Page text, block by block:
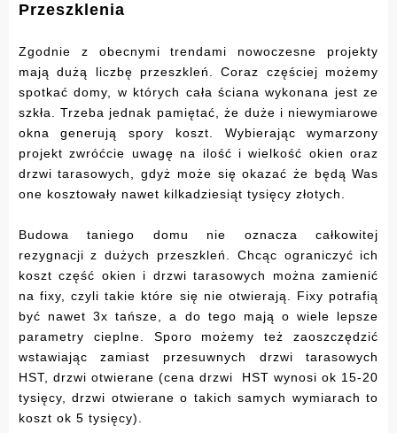
Przeszklenia
Zgodnie z obecnymi trendami nowoczesne projekty
mają dużą liczbę przeszkleń. Coraz częściej możemy
spotkać domy, w których cała ściana wykonana jest ze
szkła. Trzeba jednak pamiętać, że duże i niewymiarowe
okna generują spory koszt. Wybierając wymarzony
projekt zwróćcie uwagę na ilość i wielkość okien oraz
drzwi tarasowych, gdyż może się okazać że będą Was
one kosztowały nawet kilkadziesiąt tysięcy złotych.
Budowa taniego domu nie oznacza całkowitej
rezygnacji z dużych przeszkleń. Chcąc ograniczyć ich
koszt część okien i drzwi tarasowych można zamienić
na fixy, czyli takie które się nie otwierają. Fixy potrafią
być nawet 3x tańsze, a do tego mają o wiele lepsze
parametry cieplne. Sporo możemy też zaoszczędzić
wstawiając zamiast przesuwnych drzwi tarasowych
HST, drzwi otwierane (cena drzwi HST wynosi ok 15-20
tysięcy, drzwi otwierane o takich samych wymiarach to
koszt ok 5 tysięcy).